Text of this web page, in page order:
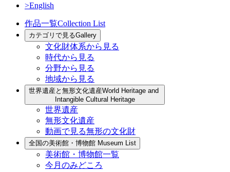
>English
作品一覧Collection List
カテゴリで見るGallery
文化財体系から見る
時代から見る
分野から見る
地域から見る
世界遺産と無形文化遺産World Heritage and
Intangible Cultural Heritage
世界遺産
無形文化遺産
動画で見る無形の文化財
全国の美術館・博物館 Museum List
美術館・博物館一覧
今月のみどころ